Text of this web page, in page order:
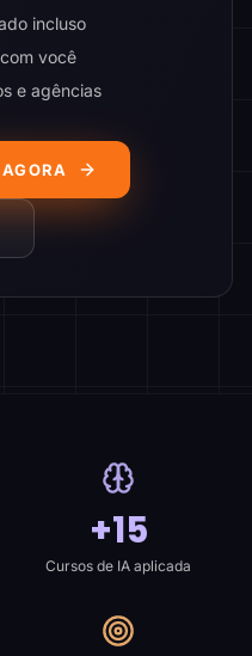
incluso
você
e agências
+15
Cursos de IA aplicada